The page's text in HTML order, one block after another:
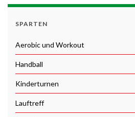
SPARTEN
Aerobic und Workout
Handball
Kinderturnen
Lauftreff